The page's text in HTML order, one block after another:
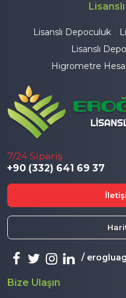
Lisanslı Depoculuk
Lisanslı
Higrometre
Bize Ulaşın
7/24 Sipariş
+90 (332) 641 69 37